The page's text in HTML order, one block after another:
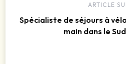
ARTICLE
Spécialiste de séjours à
main dans le